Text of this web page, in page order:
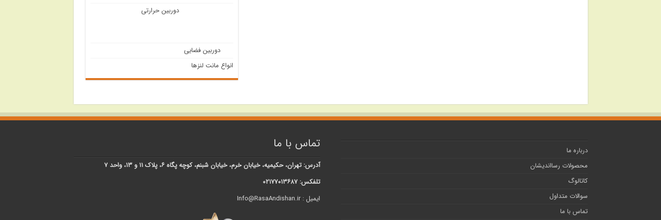
دوربین حرارتی
دوربین فضایی
انواع مانت لنزها
درباره ما
محصولات رسااندیشان
کاتالوگ
سوالات متداول
تماس با ما
تماس با ما
آدرس: تهران، حکیمیه، خیابان خرم، خیابان شبنم، کوچه پگاه ۶، پلاک ۱۱ و ۱۳، واحد ۷
تلفکس: ۰۲۱۷۷۰۱۳۶۸۷
ایمیل : Info@RasaAndishan.ir